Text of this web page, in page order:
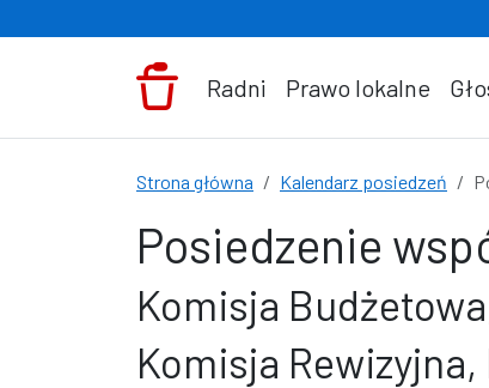
Radni Prawo lokalne
Strona główna Kalendarz posiedzeń
Posiedzenie
Komisja
Komisja